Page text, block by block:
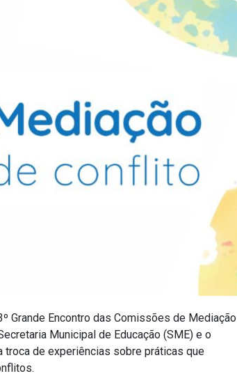
Grande Encontro das Comissões de Mediação
Municipal de Educação (SME) e o
de experiências sobre práticas que